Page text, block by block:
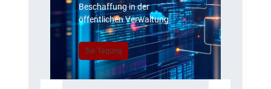
Beschaffung in der
öffentlichen Verwaltung
Zur Tagung